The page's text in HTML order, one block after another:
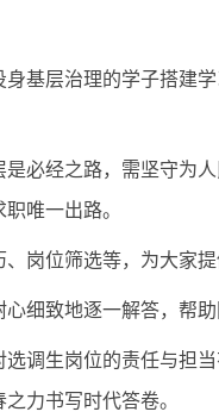
基层治理的学子搭建
必经之路，需坚守为
唯一出路。
岗位筛选等，为大家提
细致地逐一解答，帮
调生岗位的责任与担
力书写时代答卷。